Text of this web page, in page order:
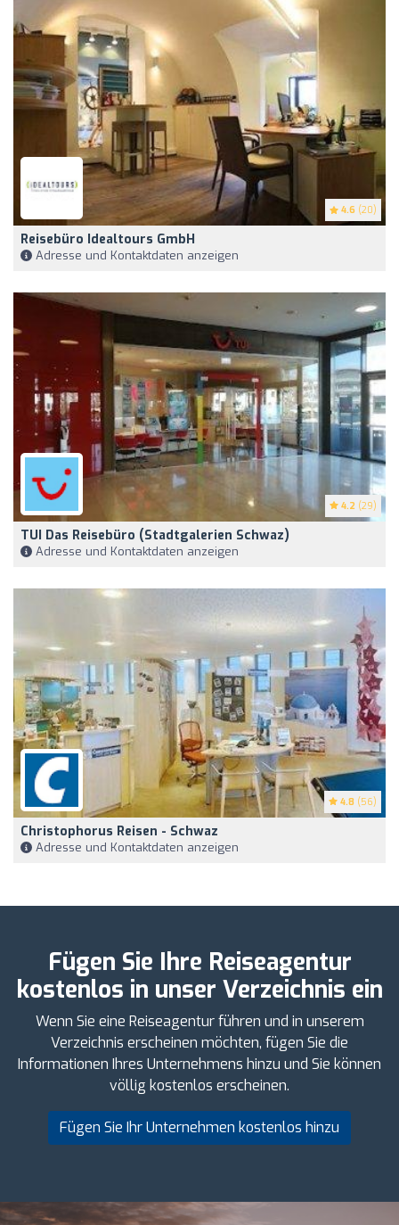
4.6 (20)
Reisebüro Idealtours GmbH
Adresse und Kontaktdaten anzeigen
4.2 (29)
TUI Das Reisebüro (Stadtgalerien Schwaz)
Adresse und Kontaktdaten anzeigen
4.8 (56)
Christophorus Reisen - Schwaz
Adresse und Kontaktdaten anzeigen
Fügen Sie Ihre Reiseagentur
kostenlos in unser Verzeichnis ein
Wenn Sie eine Reiseagentur führen und in unserem
Verzeichnis erscheinen möchten, fügen Sie die
Informationen Ihres Unternehmens hinzu und Sie können
völlig kostenlos erscheinen.
Fügen Sie Ihr Unternehmen kostenlos hinzu